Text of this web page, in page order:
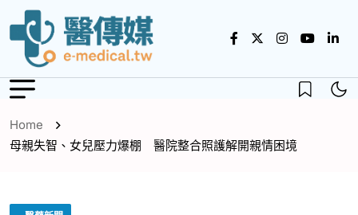
Home
母親失智、女兒壓力爆棚 醫院整合照護解開親情困境